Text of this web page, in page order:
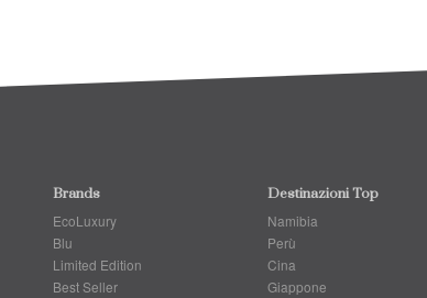
Brands
EcoLuxury
Blu
Limited Edition
Best Seller
Destinazioni Top
Namibia
Perù
Cina
Giappone